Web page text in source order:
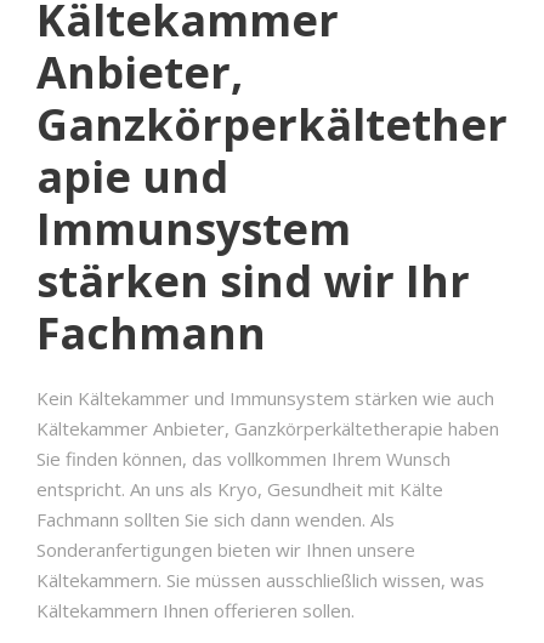
Kältekammer
Anbieter,
Ganzkörperkältether
apie und
Immunsystem
stärken sind wir Ihr
Fachmann
Kein Kältekammer und Immunsystem stärken wie auch
Kältekammer Anbieter, Ganzkörperkältetherapie haben
Sie finden können, das vollkommen Ihrem Wunsch
entspricht. An uns als Kryo, Gesundheit mit Kälte
Fachmann sollten Sie sich dann wenden. Als
Sonderanfertigungen bieten wir Ihnen unsere
Kältekammern. Sie müssen ausschließlich wissen, was
Kältekammern Ihnen offerieren sollen.